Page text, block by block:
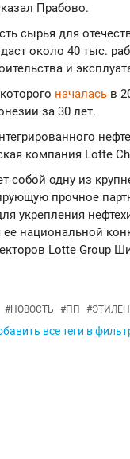
Прабово.
сырья для
около 40 тыс.
и
началась в
за 30 лет.
компания Lotte
собой одну из
прочное
укрепления
национальной
Lotte Group
#НОВОСТЬ #ПП #ЭТИЛЕН
все теги в